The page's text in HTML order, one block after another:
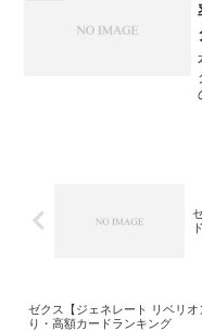
ゼクス【ジェネレート リベリオ
り・高額カードランキング